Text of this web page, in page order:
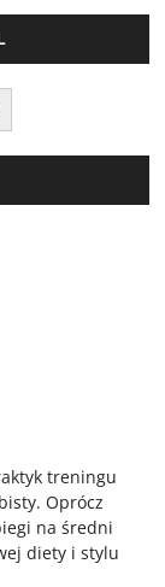
treningu
Oprócz
na średni
diety i stylu